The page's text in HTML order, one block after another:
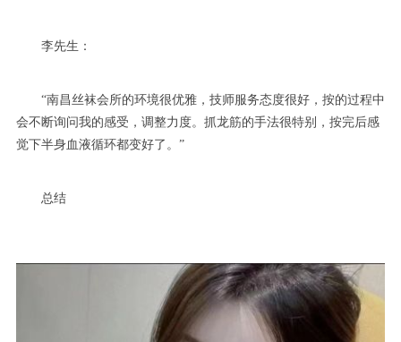
李先生：
“南昌丝袜会所的环境很优雅，技师服务态度很好，按的过程中
会不断询问我的感受，调整力度。抓龙筋的手法很特别，按完后感
觉下半身血液循环都变好了。”
总结